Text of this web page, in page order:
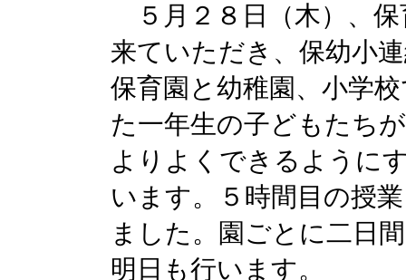
５月２８日（木）、
来ていただき、保幼小
保育園と幼稚園、小学
た一年生の子どもたち
よりよくできるように
います。５時間目の授
ました。園ごとに二日
明日も行います。